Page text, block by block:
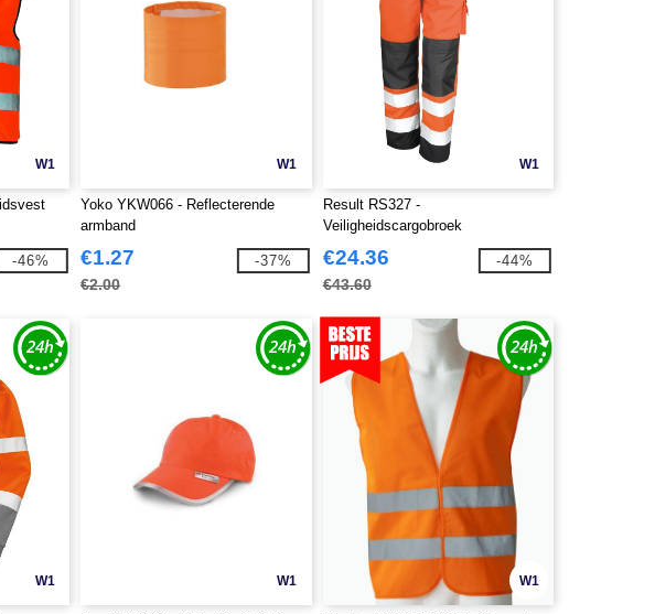
W1
-46%
W1
Yoko YKW066 - Reflecterende
armband
€1.27
€2.00
-37%
W1
Result RS327 -
Veiligheidscargobroek
€24.36
€43.60
-44%
W1 W1 W1